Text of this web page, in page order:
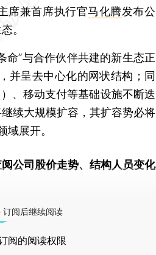
席兼首席执行官马化腾发布公
。
”与合作伙伴共建的新生态正
并呈去中心化的网状结构；同
、移动支付等基础设施不断迭
续大规模扩容，其扩容势必将
域展开。
阅公司股价走势、结构人员变化
订阅后继续阅读
阅的阅读权限